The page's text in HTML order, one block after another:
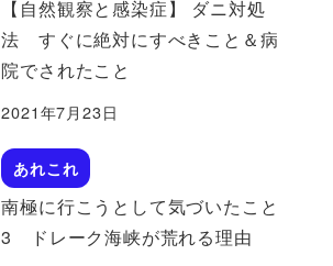
【自然観察と感染症】 ダニ対処
法 すぐに絶対にすべきこと＆病
院でされたこと
2021年7月23日
あれこれ
南極に行こうとして気づいたこと
3 ドレーク海峡が荒れる理由